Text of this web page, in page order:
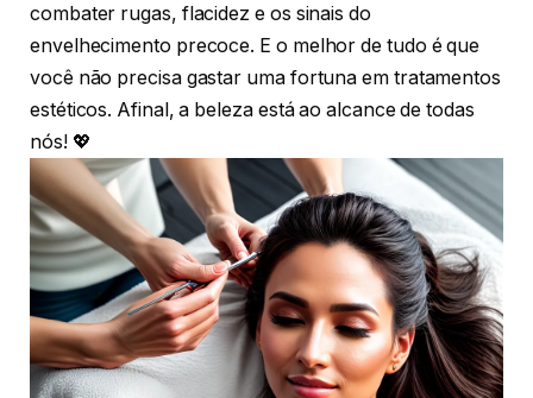
combater rugas, flacidez e os sinais do
envelhecimento precoce. E o melhor de tudo é que
você não precisa gastar uma fortuna em tratamentos
estéticos. Afinal, a beleza está ao alcance de todas
nós! 💖